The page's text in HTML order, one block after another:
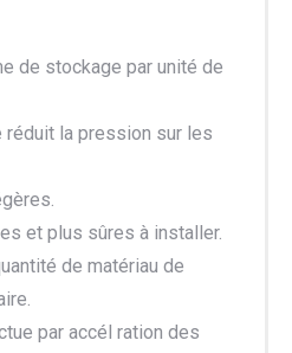
de stockage par unité de
réduit la pression sur les
et plus sûres à installer.
de matériau de
par accél ration des